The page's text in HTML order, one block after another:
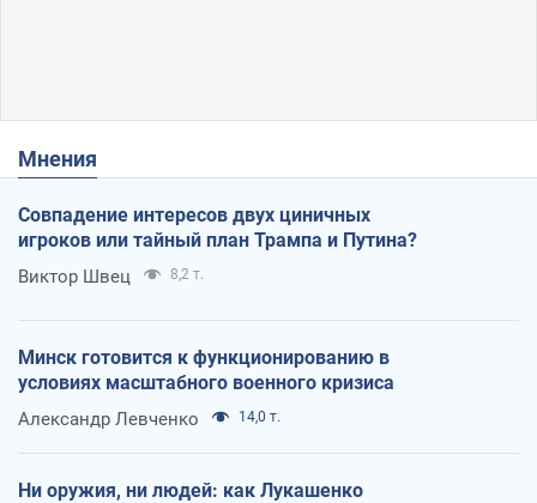
Мнения
Совпадение интересов двух циничных
игроков или тайный план Трампа и Путина?
Виктор Швец 8,2 т.
Минск готовится к функционированию в
условиях масштабного военного кризиса
Александр Левченко 14,0 т.
Ни оружия, ни людей: как Лукашенко